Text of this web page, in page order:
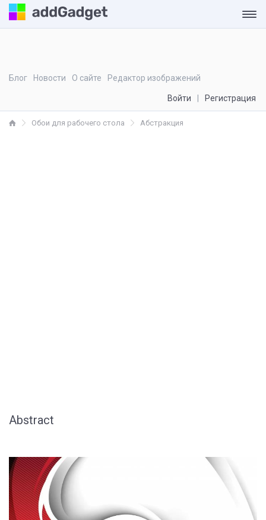
Блог Новости О сайте Редактор изображений
Войти Регистрация
Обои для рабочего стола Абстракция
Abstract